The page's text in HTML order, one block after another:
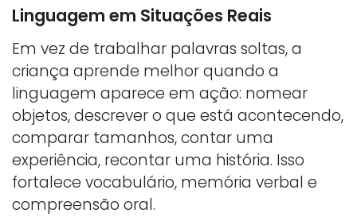
Linguagem em Situações Reais
Em vez de trabalhar palavras soltas, a
criança aprende melhor quando a
linguagem aparece em ação: nomear
objetos, descrever o que está acontecendo,
comparar tamanhos, contar uma
experiência, recontar uma história. Isso
fortalece vocabulário, memória verbal e
compreensão oral.